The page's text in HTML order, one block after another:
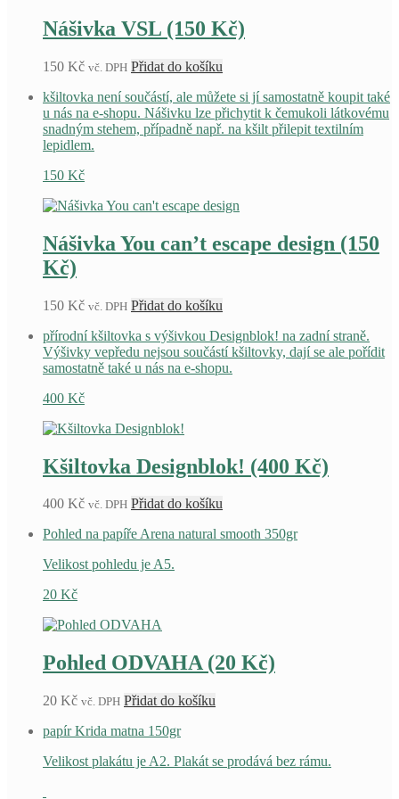
Nášivka VSL (150 Kč)
150 Kč vč. DPH Přidat do košíku
kšiltovka není součástí, ale můžete si jí samostatně koupit také
u nás na e-shopu. Nášivku lze přichytit k čemukoli látkovému
snadným stehem, případně např. na kšilt přilepit textilním
lepidlem.
150 Kč
Nášivka You can’t escape design (150
Kč)
150 Kč vč. DPH Přidat do košíku
přírodní kšiltovka s výšivkou Designblok! na zadní straně.
Výšivky vepředu nejsou součástí kšiltovky, dají se ale pořídit
samostatně také u nás na e-shopu.
400 Kč
Kšiltovka Designblok! (400 Kč)
400 Kč vč. DPH Přidat do košíku
Pohled na papíře Arena natural smooth 350gr
Velikost pohledu je A5.
20 Kč
Pohled ODVAHA (20 Kč)
20 Kč vč. DPH Přidat do košíku
papír Krida matna 150gr
Velikost plakátu je A2. Plakát se prodává bez rámu.